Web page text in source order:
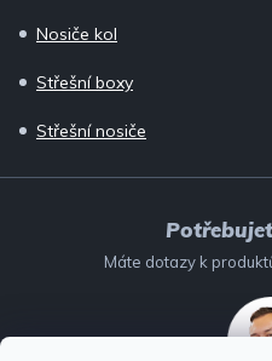
Nosiče kol
Střešní boxy
Střešní nosiče
Máte dotazy k